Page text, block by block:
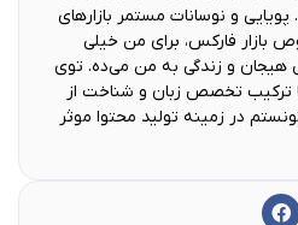
و نوسانات مستمر بازارهای
بازار فارکس، برای من خیلی
و زندگی به من می‌ده. توی
ترکیب تخصص زبان و شناخت از
در زمینه تولید محتوا موثر